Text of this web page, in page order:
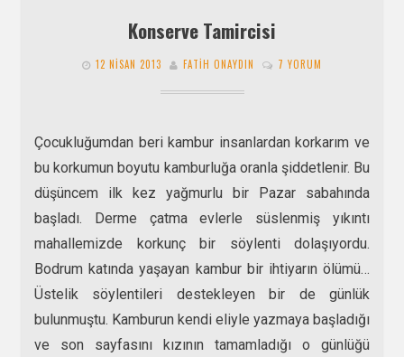
Konserve Tamircisi
12 NISAN 2013 FATIH ONAYDIN 7 YORUM
Çocukluğumdan beri kambur insanlardan korkarım ve
bu korkumun boyutu kamburluğa oranla şiddetlenir. Bu
düşüncem ilk kez yağmurlu bir Pazar sabahında
başladı. Derme çatma evlerle süslenmiş yıkıntı
mahallemizde korkunç bir söylenti dolaşıyordu.
Bodrum katında yaşayan kambur bir ihtiyarın ölümü…
Üstelik söylentileri destekleyen bir de günlük
bulunmuştu. Kamburun kendi eliyle yazmaya başladığı
ve son sayfasını kızının tamamladığı o günlüğü